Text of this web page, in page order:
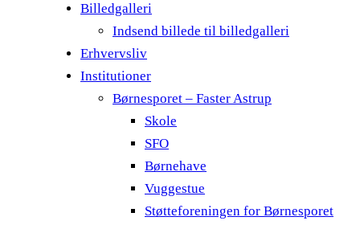
Billedgalleri
Indsend billede til billedgalleri
Erhvervsliv
Institutioner
Børnesporet – Faster Astrup
Skole
SFO
Børnehave
Vuggestue
Støtteforeningen for Børnesporet